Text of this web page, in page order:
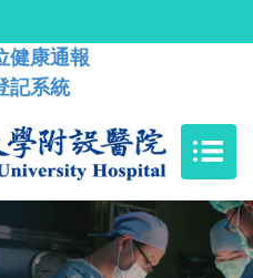
健康通報
記系統